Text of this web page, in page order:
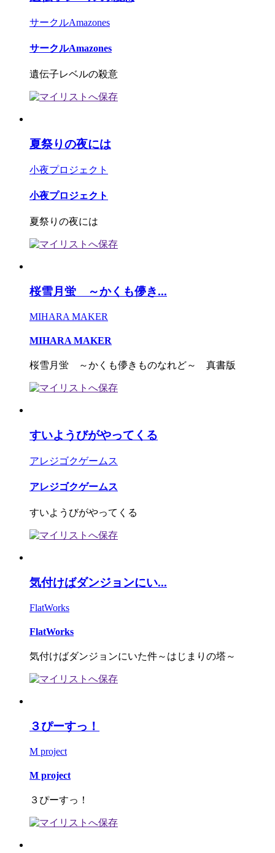
サークルAmazones
サークルAmazones
遺伝子レベルの殺意
夏祭りの夜には
小夜プロジェクト
小夜プロジェクト
夏祭りの夜には
桜雪月蛍 ～かくも儚き...
MIHARA MAKER
MIHARA MAKER
桜雪月蛍 ～かくも儚きものなれど～ 真書版
すいようびがやってくる
アレジゴクゲームス
アレジゴクゲームス
すいようびがやってくる
気付けばダンジョンにい...
FlatWorks
FlatWorks
気付けばダンジョンにいた件～はじまりの塔～
３ぴーすっ！
M project
M project
３ぴーすっ！